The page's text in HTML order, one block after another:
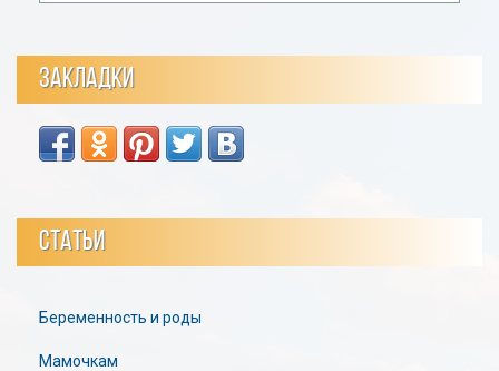
ЗАКЛАДКИ
СТАТЬИ
Беременность и роды
Мамочкам